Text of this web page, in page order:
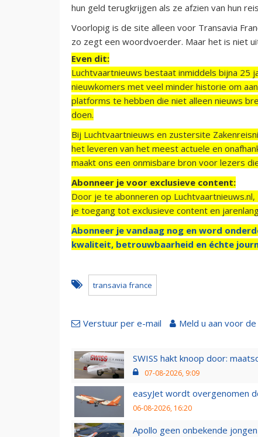
hun geld terugkrijgen als ze afzien van hun
Voorlopig is de site alleen voor Transavia
zo zegt een woordvoerder. Maar het is niet
Even dit:
Luchtvaartnieuws bestaat inmiddels bijna 25
nieuwkomers met veel minder historie om
platforms te hebben die niet alleen nieuws
doen.
Bij Luchtvaartnieuws en zustersite
het leveren van het meest actuele en
maakt ons een onmisbare bron voor lezers
Abonneer je voor exclusieve content:
Door je te abonneren op
je toegang tot exclusieve content en
Abonneer je vandaag nog en word
kwaliteit, betrouwbaarheid en échte
transavia france
Verstuur per e-mail Meld u aan voor
SWISS hakt knoop door:
07-08-2026, 9:09
easyJet wordt overgenomen
06-08-2026, 16:20
Apollo geen onbekende